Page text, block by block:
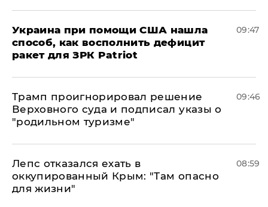
Украина при помощи США нашла
способ, как восполнить дефицит
ракет для ЗРК Patriot
09:47
Трамп проигнорировал решение
Верховного суда и подписал указы о
"родильном туризме"
09:46
Лепс отказался ехать в
оккупированный Крым: "Там опасно
для жизни"
08:59